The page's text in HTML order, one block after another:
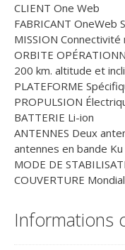
CLIENT One Web
FABRICANT OneWeb
MISSION Connectivité
ORBITE
200 km. altitude et
PLATEFORME
PROPULSION
BATTERIE Li-ion
ANTENNES Deux
antennes en bande
MODE DE
COUVERTURE
Informations